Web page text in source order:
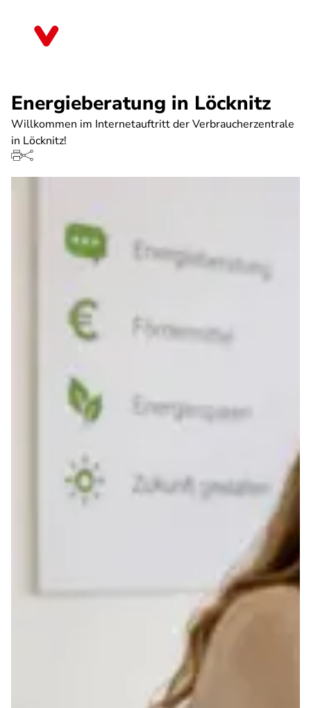
Energieberatung in Löcknitz
Willkommen im Internetauftritt der Verbraucherzentrale
in Löcknitz!